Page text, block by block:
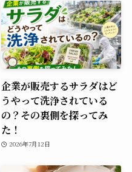
企業が販売するサラダはど
うやって洗浄されている
の？その裏側を探ってみ
た！
2026年7月12日